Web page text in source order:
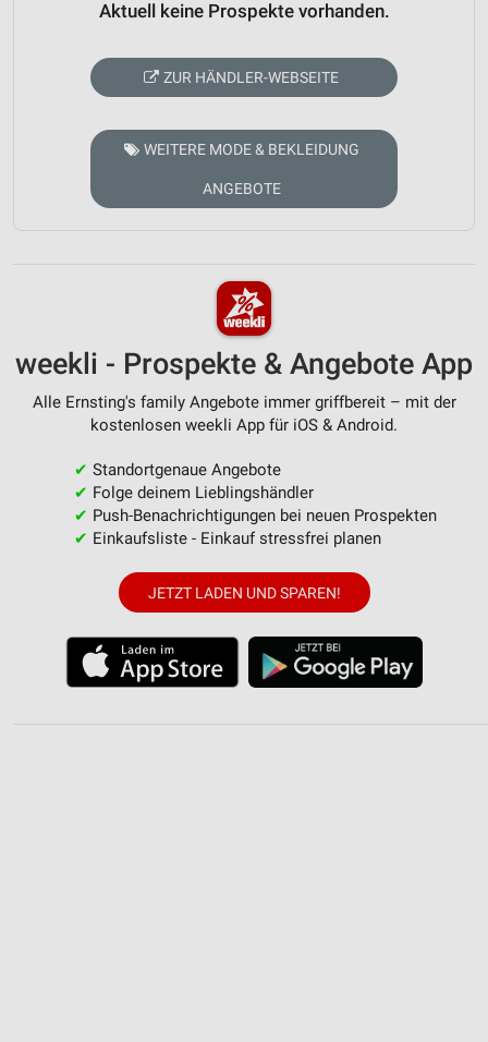
Aktuell keine Prospekte vorhanden.
ZUR HÄNDLER-WEBSEITE
WEITERE MODE & BEKLEIDUNG
ANGEBOTE
weekli - Prospekte & Angebote App
Alle Ernsting's family Angebote immer griffbereit – mit der
kostenlosen weekli App für iOS & Android.
✔ Standortgenaue Angebote
✔ Folge deinem Lieblingshändler
✔ Push-Benachrichtigungen bei neuen Prospekten
✔ Einkaufsliste - Einkauf stressfrei planen
JETZT LADEN UND SPAREN!